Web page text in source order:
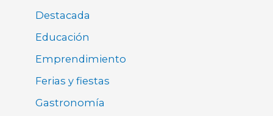
Destacada
Educación
Emprendimiento
Ferias y fiestas
Gastronomía